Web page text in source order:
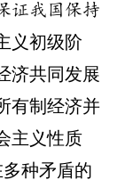
证我国保持
义初级阶
济共同发展
有制经济并
主义性质
种矛盾的